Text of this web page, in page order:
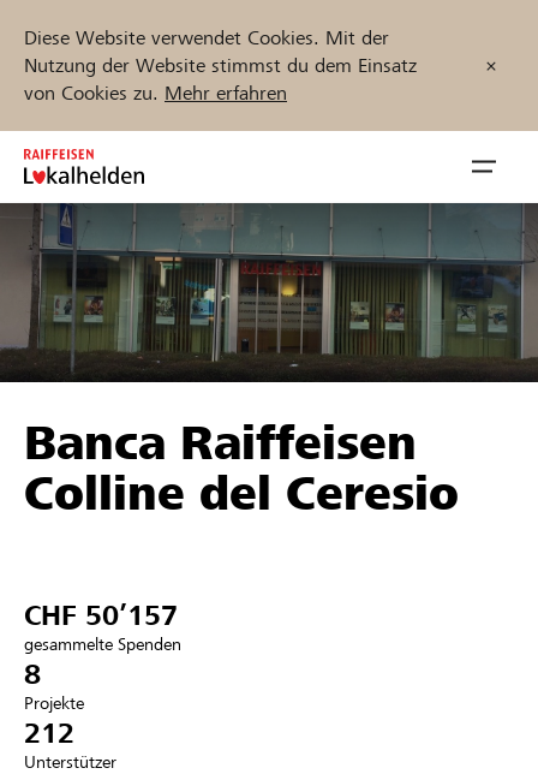
Diese Website verwendet Cookies. Mit der
Nutzung der Website stimmst du dem Einsatz
von Cookies zu. Mehr erfahren
Zum
Inhalt
springen
öffnen
Unterstützen
Hilfe & Support
Anmelden
Projekte und Organisationen finden
Jetzt starten
Banca Raiffeisen
Colline del Ceresio
CHF 50’157
gesammelte Spenden
8
Projekte
212
Unterstützer